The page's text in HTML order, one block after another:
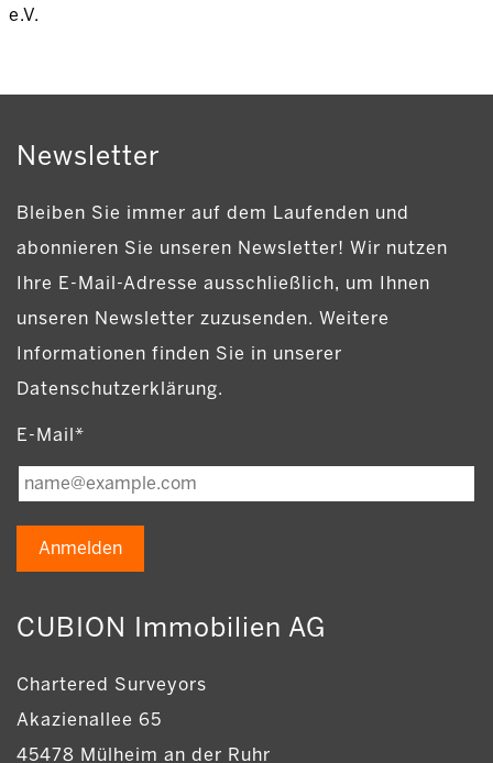
e.V.
Newsletter
Bleiben Sie immer auf dem Laufenden und
abonnieren Sie unseren Newsletter! Wir nutzen
Ihre E-Mail-Adresse ausschließlich, um Ihnen
unseren Newsletter zuzusenden. Weitere
Informationen finden Sie in unserer
Datenschutzerklärung.
E-Mail*
Anmelden
CUBION Immobilien AG
Chartered Surveyors
Akazienallee 65
45478 Mülheim an der Ruhr